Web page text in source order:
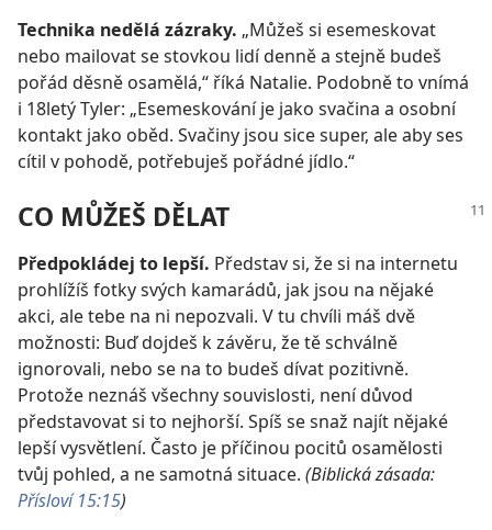
Technika nedělá zázraky. „Můžeš si esemeskovat
nebo mailovat se stovkou lidí denně a stejně budeš
pořád děsně osamělá,“ říká Natalie. Podobně to vnímá
i 18letý Tyler: „Esemeskování je jako svačina a osobní
kontakt jako oběd. Svačiny jsou sice super, ale aby ses
cítil v pohodě, potřebuješ pořádné jídlo.“
CO MŮŽEŠ DĚLAT
Předpokládej to lepší. Představ si, že si na internetu
prohlížíš fotky svých kamarádů, jak jsou na nějaké
akci, ale tebe na ni nepozvali. V tu chvíli máš dvě
možnosti: Buď dojdeš k závěru, že tě schválně
ignorovali, nebo se na to budeš dívat pozitivně.
Protože neznáš všechny souvislosti, není důvod
představovat si to nejhorší. Spíš se snaž najít nějaké
lepší vysvětlení. Často je příčinou pocitů osamělosti
tvůj pohled, a ne samotná situace. (Biblická zásada:
Přísloví 15:15)